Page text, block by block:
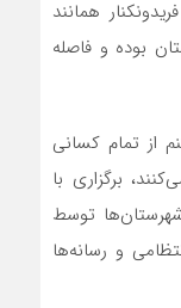
همانند
شهرستان بوده و فاصله
از تمام کسانی
برگزاری با
توسط
و رسانه‌ها